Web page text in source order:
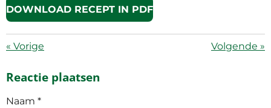
DOWNLOAD RECEPT IN PDF
« Vorige Volgende »
Reactie plaatsen
Naam *